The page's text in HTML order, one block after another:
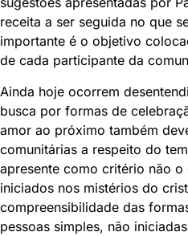
receita a ser seguida no que
importante é o objetivo
de cada participante da
Ainda hoje ocorrem
busca por formas de
amor ao próximo também
comunitárias a respeito do
apresente como critério não
iniciados nos mistérios do
compreensibilidade das
pessoas simples, não